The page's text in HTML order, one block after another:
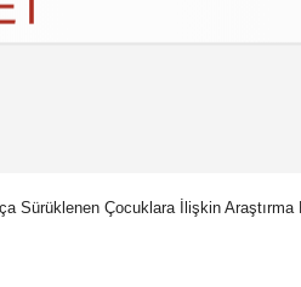
Sürüklenen Çocuklara İlişkin